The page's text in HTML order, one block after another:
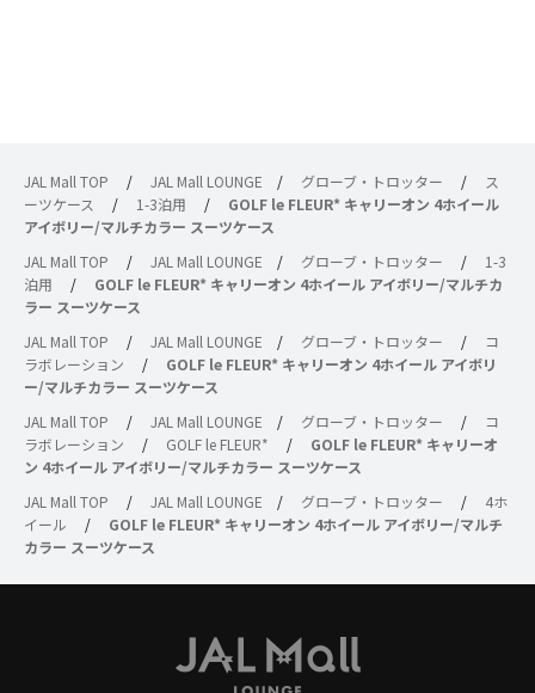
JAL Mall TOP / JAL Mall LOUNGE / グローブ・トロッター /
ス
ーツケース
/ 1-3泊用 /
GOLF le FLEUR* キャリーオン 4ホイール
アイボリー/マルチカラー スーツケース
JAL Mall TOP
/ JAL Mall LOUNGE / グローブ・トロッター /
1-3
泊用
/
GOLF le FLEUR* キャリーオン 4ホイール アイボリー/マルチカ
ラー スーツケース
JAL Mall TOP
/ JAL Mall LOUNGE / グローブ・トロッター /
コ
ラボレーション
/
GOLF le FLEUR* キャリーオン 4ホイール アイボリ
ー/マルチカラー スーツケース
JAL Mall TOP
/ JAL Mall LOUNGE / グローブ・トロッター /
コ
ラボレーション
/ GOLF le FLEUR* /
GOLF le FLEUR* キャリーオ
ン 4ホイール アイボリー/マルチカラー スーツケース
JAL Mall TOP
/ JAL Mall LOUNGE / グローブ・トロッター /
4ホ
イール
/
GOLF le FLEUR* キャリーオン 4ホイール アイボリー/マルチ
カラー スーツケース